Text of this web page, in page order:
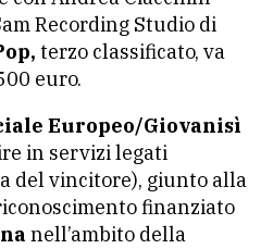
Recording Studio di
terzo classificato, va
euro.
Europeo/Giovanisì
in servizi legati
del vincitore), giunto alla
finanziato
nell’ambito della